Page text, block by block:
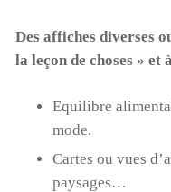
Des affiches diverses
la leçon de choses » et
Equilibre
mode.
Cartes ou vues
paysages…